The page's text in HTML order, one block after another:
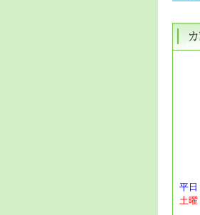
平日
土